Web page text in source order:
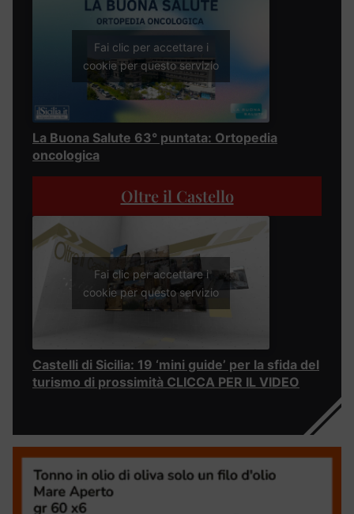
Fai clic per accettare i
cookie per questo servizio
La Buona Salute 63° puntata: Ortopedia
oncologica
Oltre il Castello
Fai clic per accettare i
cookie per questo servizio
Castelli di Sicilia: 19 ‘mini guide’ per la sfida del
turismo di prossimità CLICCA PER IL VIDEO